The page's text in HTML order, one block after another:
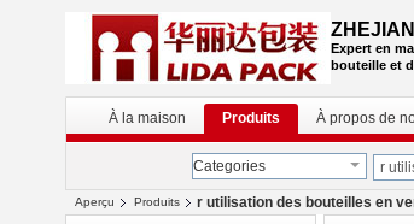
Expert en
bouteille et
À la maison Produits À propos de
Categories
Aperçu Produits
r utilisation des bouteilles en